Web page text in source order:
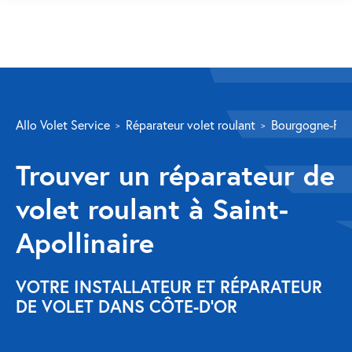
Volet roulant
Réparation
Volet roulant Velux
Au-delà de la fenêtre
Réparation store banne
Réparation portail
Allo Volet Service Réparateur volet roulant Bourgogne-
Trouver un réparateur de
volet roulant à Saint-
Apollinaire
VOTRE INSTALLATEUR ET RÉPARATEUR
DE VOLET DANS CÔTE-D'OR